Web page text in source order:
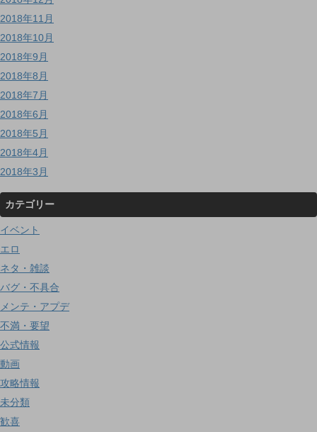
2018年11月
2018年10月
2018年9月
2018年8月
2018年7月
2018年6月
2018年5月
2018年4月
2018年3月
カテゴリー
イベント
エロ
ネタ・雑談
バグ・不具合
メンテ・アプデ
不満・要望
公式情報
動画
攻略情報
未分類
歓喜